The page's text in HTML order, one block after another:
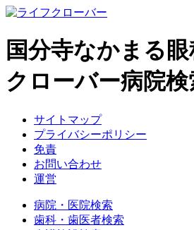
国分寺なかまる
クローバー病院
サイトマップ
プライバシーポリシー
免責
お問い合わせ
運営
病院・医院検索
歯科・歯医者検索